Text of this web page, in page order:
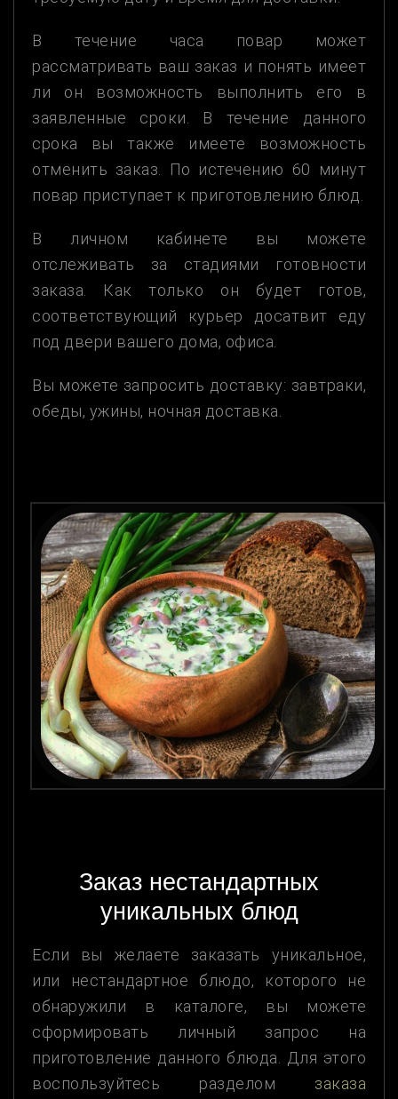
В течение часа повар может
рассматривать ваш заказ и понять имеет
ли он возможность выполнить его в
заявленные сроки. В течение данного
срока вы также имеете возможность
отменить заказ. По истечению 60 минут
повар приступает к приготовлению блюд.
В личном кабинете вы можете
отслеживать за стадиями готовности
заказа. Как только он будет готов,
соответствующий курьер досатвит еду
под двери вашего дома, офиса.
Вы можете запросить доставку: завтраки,
обеды, ужины, ночная доставка.
Заказ нестандартных
уникальных блюд
Если вы желаете заказать уникальное,
или нестандартное блюдо, которого не
обнаружили в каталоге, вы можете
сформировать личный запрос на
приготовление данного блюда. Для этого
воспользуйтесь разделом заказа